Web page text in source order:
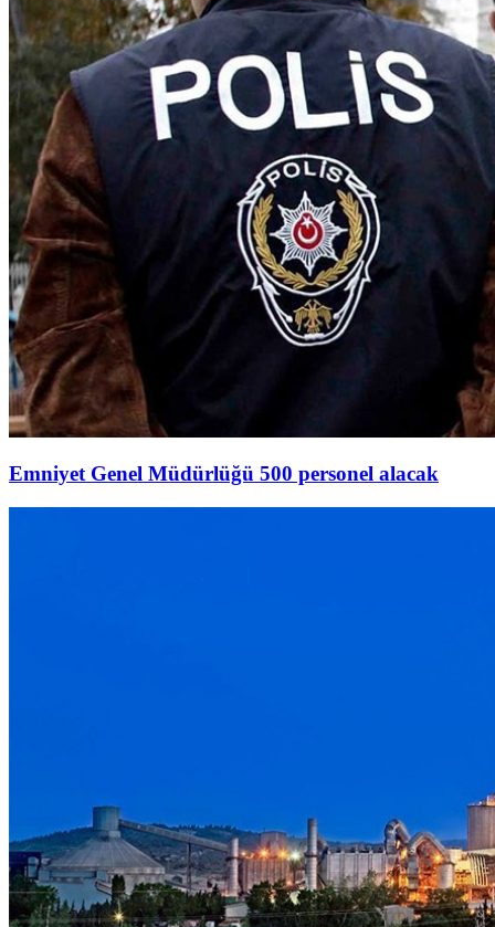
Emniyet Genel Müdürlüğü 500 personel alacak